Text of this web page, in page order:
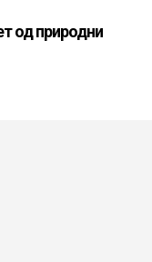
од природни